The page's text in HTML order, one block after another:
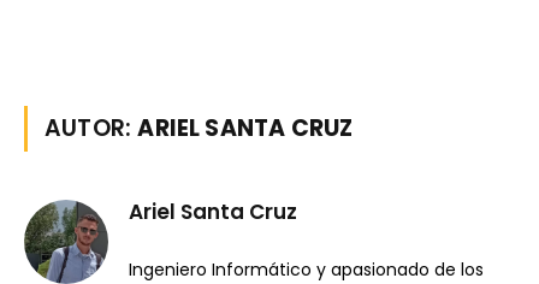
AUTOR:ARIEL SANTA CRUZ
Ariel Santa Cruz
Ingeniero Informático y apasionado de los